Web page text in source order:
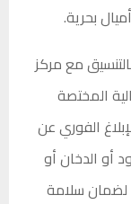
مع مركز
المختصة
الفوري عن
أو الدخان أو
لضمان سلامة